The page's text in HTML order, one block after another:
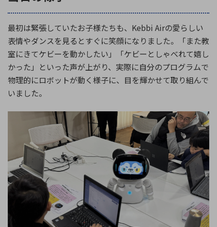
最初は緊張していたお子様たちも、Kebbi Airの愛らしい
表情やダンスを見るとすぐに笑顔になりました。「また教
室にきてケビーを動かしたい」「ケビーとしゃべれて嬉し
かった」といった声が上がり、実際に自分のプログラムで
物理的にロボットが動く様子に、目を輝かせて取り組んで
いました。